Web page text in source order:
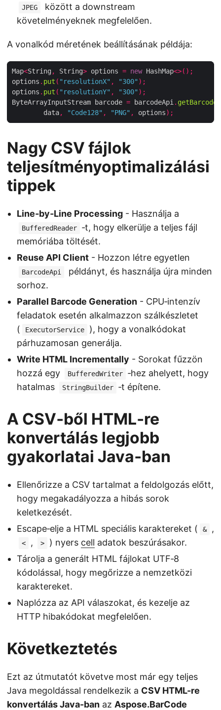
JPEG
között a downstream
követelményeknek megfelelően.
A vonalkód méretének beállításának példája:
Map<String , String> options = new HashMap<>();
options . put ( "resolutionX" , "300" );
options . put ( "resolutionY" , "300" );
ByteArrayInputStream barcode = barcodeApi .
        data
, "Code128" , "PNG" , options);
Nagy CSV fájlok
teljesítményoptimalizálási
tippek
Line‑by‑Line Processing - Használja a
BufferedReader
‑t, hogy elkerülje a teljes fájl
memóriába töltését.
Reuse API Client - Hozzon létre egyetlen
BarcodeApi
példányt, és használja újra minden
sorhoz.
Parallel Barcode Generation - CPU‑intenzív
feladatok esetén alkalmazzon szálkészletet
(
ExecutorService
), hogy a vonalkódokat
párhuzamosan generálja.
Write HTML Incrementally - Sorokat fűzzön
hozzá egy
BufferedWriter
‑hez ahelyett, hogy
hatalmas
StringBuilder ‑t építene.
A CSV‑ből HTML‑re
konvertálás legjobb
gyakorlatai Java‑ban
Ellenőrizze a CSV tartalmat a feldolgozás előtt,
hogy megakadályozza a hibás sorok
keletkezését.
Escape‑elje a HTML speciális karaktereket (
& ,
< , > ) nyers cell adatok beszúrásakor.
Tárolja a generált HTML fájlokat UTF‑8
kódolással, hogy megőrizze a nemzetközi
karaktereket.
Naplózza az API válaszokat, és kezelje az
HTTP hibakódokat megfelelően.
Következtetés
Ezt az útmutatót követve most már egy teljes
Java megoldással rendelkezik a CSV HTML-re
konvertálás Java-ban az Aspose.BarCode